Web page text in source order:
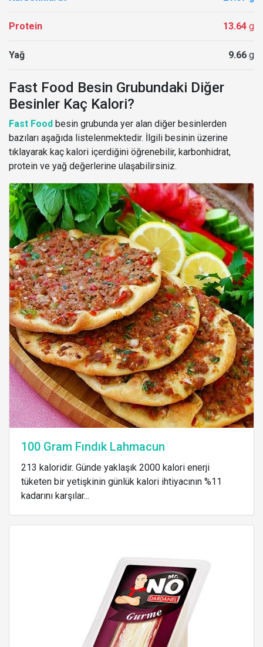
Protein 13.64 g
Yağ 9.66 g
Fast Food Besin Grubundaki Diğer
Besinler Kaç Kalori?
Fast Food besin grubunda yer alan diğer besinlerden
bazıları aşağıda listelenmektedir. İlgili besinin üzerine
tıklayarak kaç kalori içerdiğini öğrenebilir, karbonhidrat,
protein ve yağ değerlerine ulaşabilirsiniz.
100 Gram Fındık Lahmacun
213 kaloridir. Günde yaklaşık 2000 kalori enerji
tüketen bir yetişkinin günlük kalori ihtiyacının %11
kadarını karşılar...